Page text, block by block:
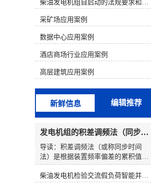
寻找故障部位。 一、康明斯电喷机型
的组成和原理1、康明斯电喷柴油机
机组为例，配置的是康明斯QSK19电
喷柴油机。QSK19系列发动机电控燃
油喷射系统由三个基本组成部分构
成，分别为输入(开关和传感器)、
ECM(对输入信号进行分析)、执行器
(按照ECM输出信号动作的控制阀总
成)。QSK19系列电控燃油喷射系统的
核心部分是执行器一控制阀总成。泵
产生的燃油输送至控制阀总成，该总
成由一个切断电磁阀、两个燃油执行
器阀和两个燃油压力传感器组成。
ECM安装在总成壳体的前部。控制阀
总成有一个燃油进口和两个燃油出
口，每个燃油出口分别由各自的执行
器控制着。燃油油道执行器控制喷油
柴油发电机组自启动的法规要求和操作步骤
采矿场应用案例
数据中心应用案例
酒店商场行业应用案例
高层建筑应用案例
新鲜信息 编辑推荐
发电机组的积差调频法（同步时间法）方程式
导读：积差调频法（或称同步时间
法）是根据装置频率偏差的累积值进
行工作的。频率积差调节法的优势是
能使发电机频率维持额定，计划外的
柴油发电机检验交流假负荷智能并车控制维保